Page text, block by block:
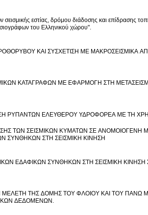
εστίας, δρόμου διάδοσης και επίδρασης
του Ελληνικού χώρου".
ΚΑΙ ΣΥΣΧΕΤΙΣΗ ΜΕ ΜΑΚΡΟΣΕΙΣΜΙΚΑ
ΚΑΤΑΓΡΑΦΩΝ ΜΕ ΕΦΑΡΜΟΓΗ ΣΤΗ
ΡΥΠΑΝΤΩΝ ΕΛΕΥΘΕΡΟΥ ΥΔΡΟΦΟΡΕΑ ΜΕ ΤΗ
ΤΩΝ ΣΕΙΣΜΙΚΩΝ ΚΥΜΑΤΩΝ ΣΕ ΑΝΟΜΟΙΟΓΕΝΗ
ΣΥΝΘΗΚΩΝ ΣΤΗ ΣΕΙΣΜΙΚΗ ΚΙΝΗΣΗ
ΕΔΑΦΙΚΩΝ ΣΥΝΘΗΚΩΝ ΣΤΗ ΣΕΙΣΜΙΚΗ
ΜΕΛΕΤΗ ΤΗΣ ΔΟΜΗΣ ΤΟΥ ΦΛΟΙΟΥ ΚΑΙ ΤΟΥ ΠΑΝΩ
ΔΕΔΟΜΕΝΩΝ.